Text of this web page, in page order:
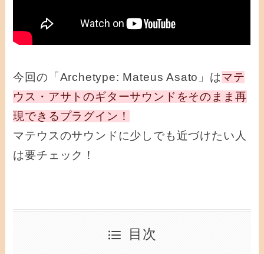
今回の「Archetype: Mateus Asato」はマテ
ウス・アサトのギターサウンドをそのまま再
現できるプラグイン！
マテウスのサウンドに少しでも近づけたい人
は要チェック！
目次